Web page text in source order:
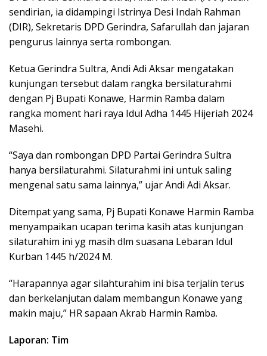
sendirian, ia didampingi Istrinya Desi Indah Rahman
(DIR), Sekretaris DPD Gerindra, Safarullah dan jajaran
pengurus lainnya serta rombongan.
Ketua Gerindra Sultra, Andi Adi Aksar mengatakan
kunjungan tersebut dalam rangka bersilaturahmi
dengan Pj Bupati Konawe, Harmin Ramba dalam
rangka moment hari raya Idul Adha 1445 Hijeriah 2024
Masehi.
“Saya dan rombongan DPD Partai Gerindra Sultra
hanya bersilaturahmi. Silaturahmi ini untuk saling
mengenal satu sama lainnya,” ujar Andi Adi Aksar.
Ditempat yang sama, Pj Bupati Konawe Harmin Ramba
menyampaikan ucapan terima kasih atas kunjungan
silaturahim ini yg masih dlm suasana Lebaran Idul
Kurban 1445 h/2024 M.
“Harapannya agar silahturahim ini bisa terjalin terus
dan berkelanjutan dalam membangun Konawe yang
makin maju,” HR sapaan Akrab Harmin Ramba.
Laporan: Tim